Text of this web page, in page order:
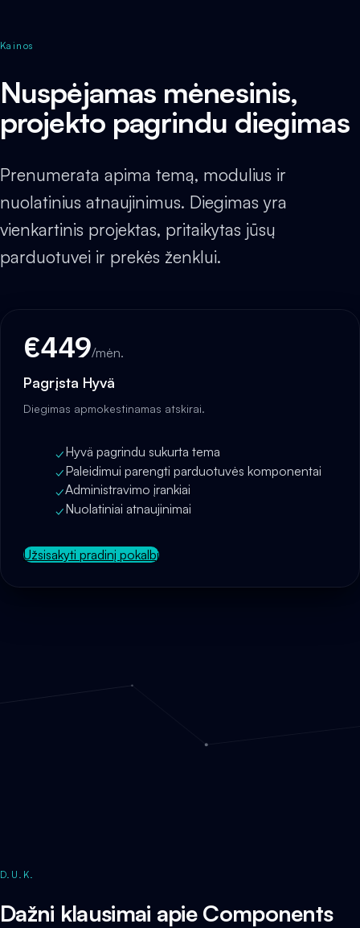
Kainos
Nuspėjamas mėnesinis,
projekto pagrindu diegimas
Prenumerata apima temą, modulius ir
nuolatinius atnaujinimus. Diegimas yra
vienkartinis projektas, pritaikytas jūsų
parduotuvei ir prekės ženklui.
€449/mėn.
Pagrįsta Hyvä
Diegimas apmokestinamas atskirai.
✓Hyvä pagrindu sukurta tema
✓Paleidimui parengti parduotuvės komponentai
✓Administravimo įrankiai
✓Nuolatiniai atnaujinimai
Užsisakyti pradinį pokalbį
D.U.K.
Dažni klausimai apie Components